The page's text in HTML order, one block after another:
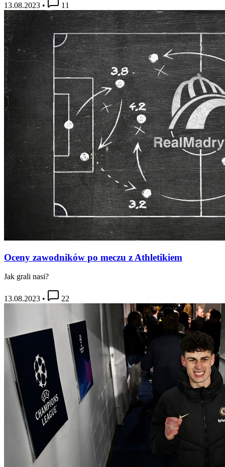
13.08.2023 • 11
Oceny zawodników po meczu z Athletikiem
Jak grali nasi?
13.08.2023 • 22